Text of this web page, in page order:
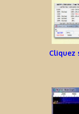
Cliquez